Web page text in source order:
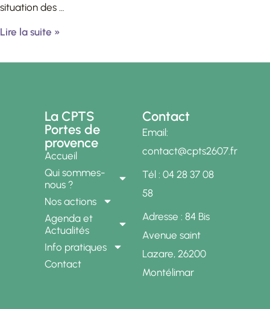
situation des …
Lire la suite »
La CPTS
Portes de
provence
Accueil
Qui sommes-
nous ?
Nos actions
Agenda et
Actualités
Info pratiques
Contact
Contact
Email:
contact@cpts2607.fr
Tél : 04 28 37 08
58
Adresse : 84 Bis
Avenue saint
Lazare, 26200
Montélimar